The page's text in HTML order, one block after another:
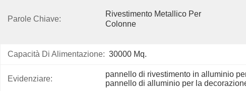
Parole Chiave:
Rivestimento Metallico Per
Colonne
Capacità Di Alimentazione: 30000 Mq.
Evidenziare:
pannello di rivestimento in alluminio
pannello di alluminio per la